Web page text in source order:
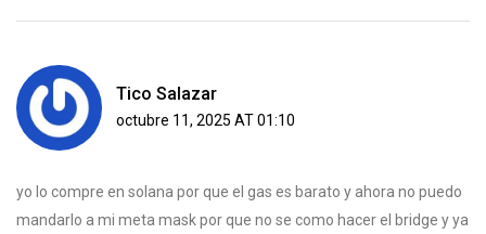
Tico Salazar
octubre 11, 2025 AT 01:10
yo lo compre en solana por que el gas es barato y ahora no puedo
mandarlo a mi meta mask por que no se como hacer el bridge y ya